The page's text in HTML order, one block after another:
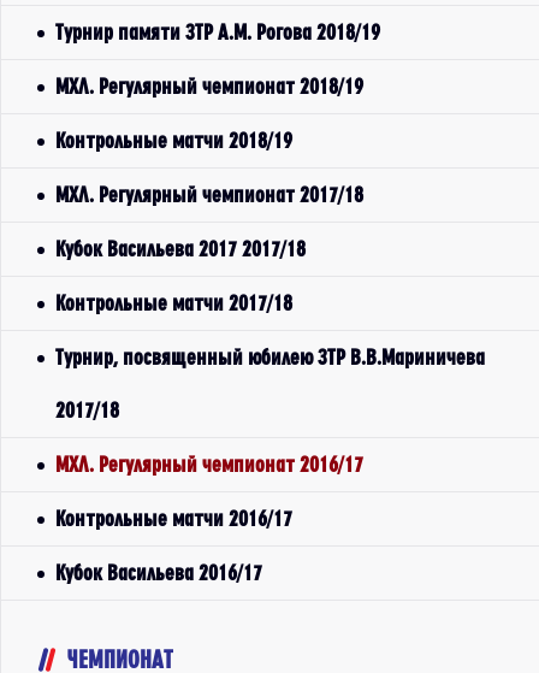
Турнир памяти ЗТР А.М. Рогова 2018/19
МХЛ. Регулярный чемпионат 2018/19
Контрольные матчи 2018/19
МХЛ. Регулярный чемпионат 2017/18
Кубок Васильева 2017 2017/18
Контрольные матчи 2017/18
Турнир, посвященный юбилею ЗТР В.В.Мариничева
2017/18
МХЛ. Регулярный чемпионат 2016/17
Контрольные матчи 2016/17
Кубок Васильева 2016/17
ЧЕМПИОНАТ